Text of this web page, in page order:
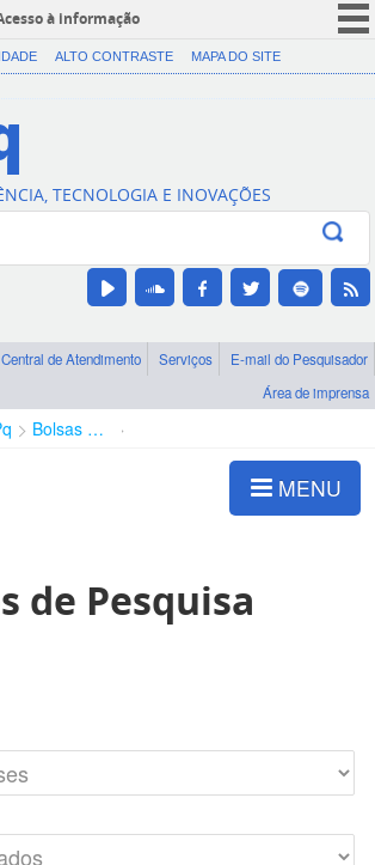
à informação
CORONAVÍRUS (COVID-19)
Canais
ALTO CONTRASTE MAPA DO SITE
TECNOLOGIA E INOVAÇÕES
Central de Atendimento Serviços
E-mail do Pesquisador
Área de imprensa
Bolsas e Auxílios Vigentes
MENU
de Pesquisa